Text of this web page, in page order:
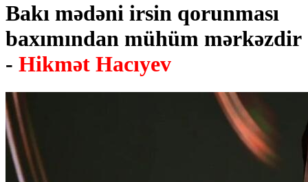
Bakı mədəni irsin qorunması
baxımından mühüm mərkəzdir
- Hikmət Hacıyev